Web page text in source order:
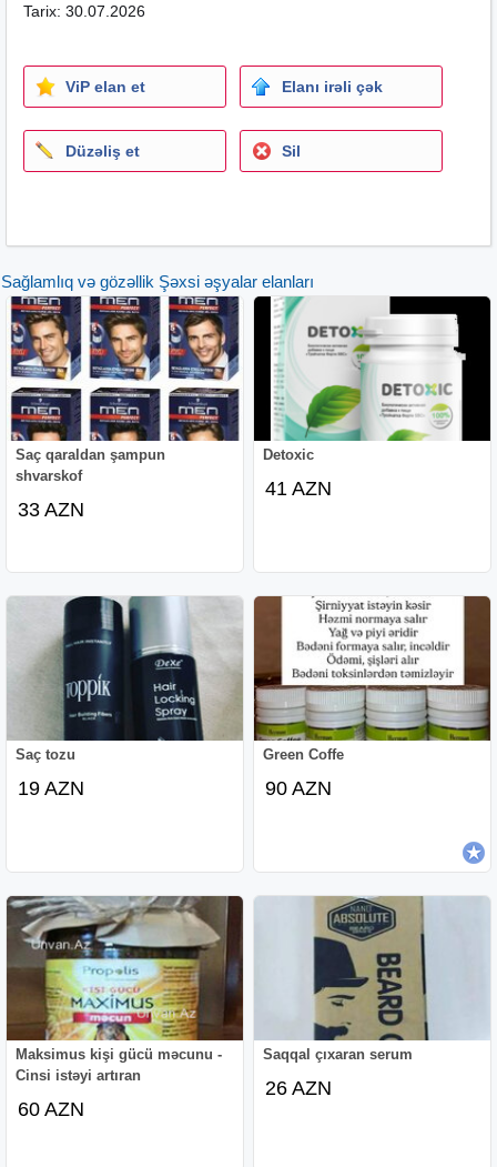
-kola bitkisi
İstifadə qaydası :
Səhərlər ac qarına yeməkdən 5-10 dəqiqə öncə və ya
cinsi əlaqədən 30-45 dəqiqə əvvəl 1 çay qaşığı (taxta və
ya plasmas qaşıqlardan istifadə məsləhətlidir) İstifadə
Tarix: 30.07.2026
ViP elan et Elanı irəli çək
Düzəliş et Sil
Sağlamlıq və gözəllik Şəxsi əşyalar elanları
Saç qaraldan şampun
shvarskof
33 AZN
Detoxic
41 AZN
Saç tozu
19 AZN
Green Coffe
90 AZN
Maksimus kişi gücü məcunu -
Cinsi istəyi artıran
60 AZN
Saqqal çıxaran serum
26 AZN